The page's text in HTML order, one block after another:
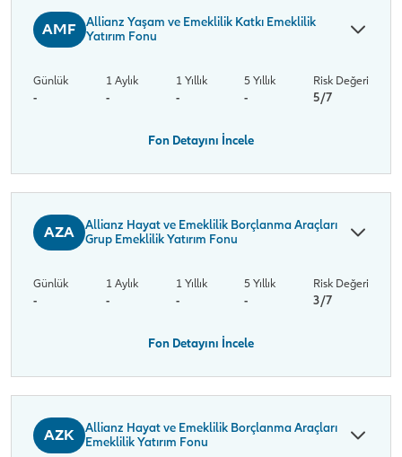
AMF
Allianz Yaşam ve Emeklilik Katkı Emeklilik
Yatırım Fonu
Günlük
-
1 Aylık
-
1 Yıllık
-
5 Yıllık
-
Risk Değeri
5/7
Fon Detayını İncele
AZA
Allianz Hayat ve Emeklilik Borçlanma Araçları
Grup Emeklilik Yatırım Fonu
Günlük
-
1 Aylık
-
1 Yıllık
-
5 Yıllık
-
Risk Değeri
3/7
Fon Detayını İncele
AZK
Allianz Hayat ve Emeklilik Borçlanma Araçları
Emeklilik Yatırım Fonu